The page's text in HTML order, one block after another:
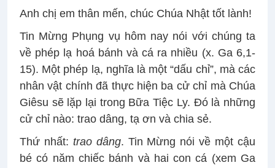
Anh chị em thân mến, chúc Chúa Nhật tốt lành!
Tin Mừng Phụng vụ hôm nay nói với chúng ta
về phép lạ hoá bánh và cá ra nhiều (x. Ga 6,1-
15). Một phép lạ, nghĩa là một “dấu chỉ”, mà các
nhân vật chính đã thực hiện ba cử chỉ mà Chúa
Giêsu sẽ lặp lại trong Bữa Tiệc Ly. Đó là những
cử chỉ nào: trao dâng, tạ ơn và chia sẻ.
Thứ nhất: trao dâng. Tin Mừng nói về một cậu
bé có năm chiếc bánh và hai con cá (xem Ga